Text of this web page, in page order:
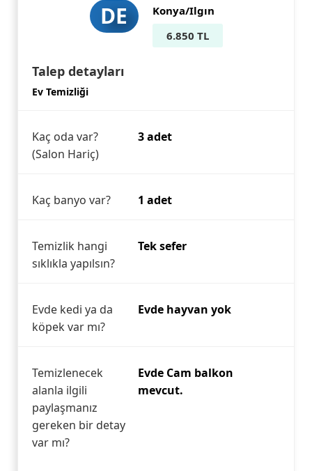
DE
Konya/Ilgın
6.850 TL
Talep detayları
Ev Temizliği
Kaç oda var?
(Salon Hariç)
3 adet
Kaç banyo var? 1 adet
Temizlik hangi
sıklıkla yapılsın?
Tek sefer
Evde kedi ya da
köpek var mı?
Evde hayvan yok
Temizlenecek
alanla ilgili
paylaşmanız
gereken bir detay
var mı?
Evde Cam balkon
mevcut.